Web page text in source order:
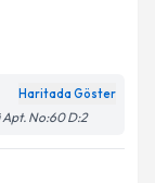
Haritada Göster
Apt. No:60 D:2